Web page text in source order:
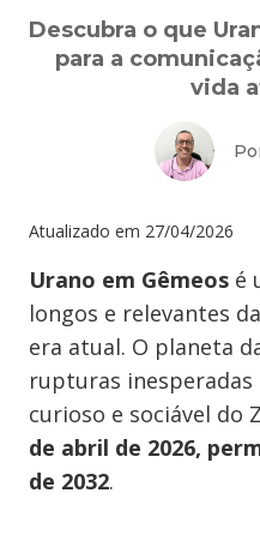
Descubra o que
para a
vida
Atualizado em 27/04/2026
Urano em Gêmeos é
longos e relevantes
era atual. O planeta
rupturas
curioso e sociável do
de abril de 2026,
de 2032.